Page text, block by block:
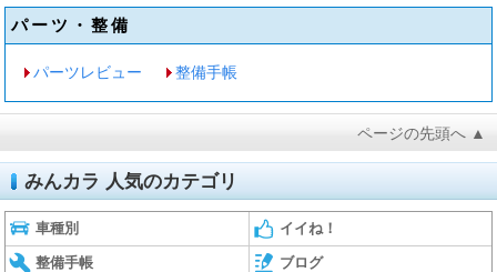
パーツ・整備
パーツレビュー 整備手帳
ページの先頭へ ▲
みんカラ 人気のカテゴリ
車種別 イイね！
整備手帳 ブログ